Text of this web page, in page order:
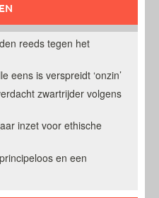
reeds tegen het
eens is verspreidt ‘onzin’
zwartrijder volgens
inzet voor ethische
en een